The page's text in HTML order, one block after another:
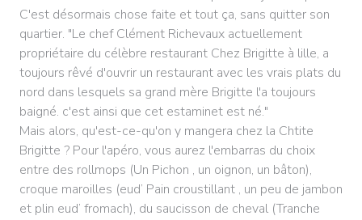
C'est désormais chose faite et tout ça, sans quitter son
quartier. "Le chef Clément Richevaux actuellement
propriétaire du célèbre restaurant Chez Brigitte à lille, a
toujours rêvé d'ouvrir un restaurant avec les vrais plats du
nord dans lesquels sa grand mère Brigitte l'a toujours
baigné. c'est ainsi que cet estaminet est né."
Mais alors, qu'est-ce-qu'on y mangera chez la Chtite
Brigitte ? Pour l'apéro, vous aurez l'embarras du choix
entre des rollmops (Un Pichon , un oignon, un bâton),
croque maroilles (eud’ Pain croustillant , un peu de jambon
et plin eud’ fromach), du saucisson de cheval (Tranche